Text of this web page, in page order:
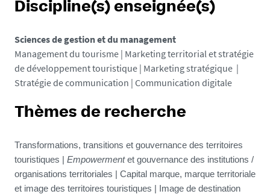
Discipline(s) enseignée(s)
Sciences de gestion et du management
Management du tourisme | Marketing territorial et stratégie
de développement touristique | Marketing stratégique |
Stratégie de communication | Communication digitale
Thèmes de recherche
Transformations, transitions et gouvernance des territoires
touristiques | Empowermentet gouvernance des institutions /
organisations territoriales | Capital marque, marque territoriale
et image des territoires touristiques |
Image de destination